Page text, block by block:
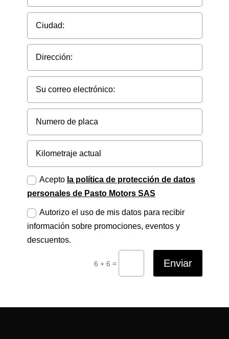
Acepto la política de protección de datos
personales de Pasto Motors SAS
Autorizo el uso de mis datos para recibir
información sobre promociones, eventos y
descuentos.
6 + 6 = Enviar